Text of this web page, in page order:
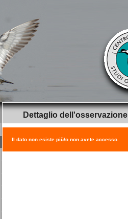
Dettaglio dell'osservazione
Il dato non esiste più/o non avete accesso.